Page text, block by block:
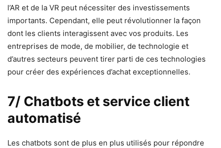
l’AR et de la VR peut nécessiter des investissements
importants. Cependant, elle peut révolutionner la façon
dont les clients interagissent avec vos produits. Les
entreprises de mode, de mobilier, de technologie et
d’autres secteurs peuvent tirer parti de ces technologies
pour créer des expériences d’achat exceptionnelles.
7/ Chatbots et service client
automatisé
Les chatbots sont de plus en plus utilisés pour répondre